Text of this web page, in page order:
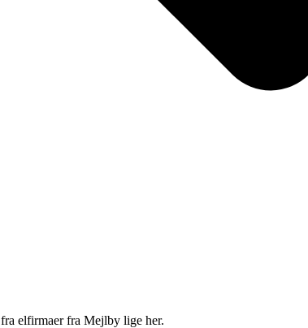
fra elfirmaer fra Mejlby lige her.